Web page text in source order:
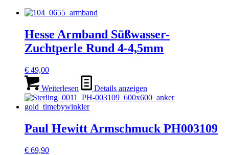
Hesse Armband Süßwasser-
Zuchtperle Rund 4-4,5mm
€ 49,00
Weiterlesen Details anzeigen
Paul Hewitt Armschmuck PH003109
€ 69,90